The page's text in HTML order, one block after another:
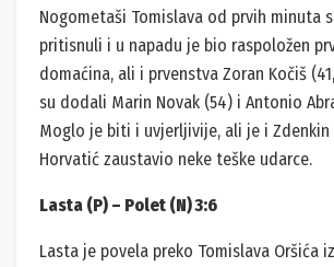
Nogometaši Tomislava od prvih minuta
pritisnuli i u napadu je bio raspoložen
domaćina, ali i prvenstva Zoran Kočiš
su dodali Marin Novak (54) i Antonio
Moglo je biti i uvjerljivije, ali je i Zdenkin
Horvatić zaustavio neke teške udarce.
Lasta (P) – Polet (N) 3:6
Lasta je povela preko Tomislava Oršića